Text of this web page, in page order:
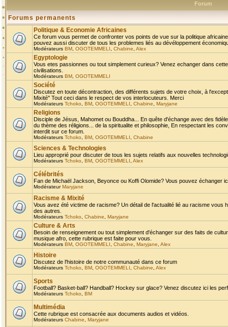
Forum
Forums permanents
Politique & Economie Africaines
Ce forum vous permet de confronter vos points de vue sur la politique
pouvez aussi discuter de tous les problemes liés au dévéloppement
Modérateurs BM OGOTEMMELI Chabine Alex
Egyptologie
Vous etes passionnes ou tout simplement curieux? Venez echanger dans
civilisations.
Modérateurs BM OGOTEMMELI
Société
Discutez en toute décontraction, des différents sujets de votre choix, à
Mixité" Tout ceci dans le respect de vos interlocuteurs. Merci
Modérateurs Tchoko BM OGOTEMMELI Chabine Maryjane
Religions
Disciple de Jésus, Mahomet ou Bouddha... En quête d'échange avec des
du thème des réligions... de la spiritualite et philosophie, En respectant les
interdit sur ce forum.
Modérateurs Tchoko BM OGOTEMMELI Chabine
Sciences & Technologies
Lieu approprié pour discuter de tous les sujets relatifs aux nouvelles
Modérateurs Tchoko BM OGOTEMMELI Alex
Célébrités
Fan de Michaël Jackson, Beyonce ou Koffi Olomide? Vous pouvez échanger
ModérateurMaryjane
Racisme & Mixité
Vous avez été victime de racisme? Un détail de l'actualité lié au racisme
des autres.
Modérateurs Tchoko Chabine Maryjane
Culture & Arts
Besoin de renseignement ou tout simplement d'échanger sur des faits de
musique afro, cette rubrique est faite pour vous.
Modérateurs BM OGOTEMMELI Chabine Maryjane Alex
Histoire
Discutez de l'histoire de notre communauté dans ce forum
Modérateurs Tchoko BM OGOTEMMELI Chabine Alex
Sports
Football? Basket-ball? Handball? Hockey sur glace? Venez discutez ici les
Modérateurs Tchoko BM
Multimédia
Cette rubrique est consacrée aux documents audios et vidéos.
Modérateurs Chabine Maryjane